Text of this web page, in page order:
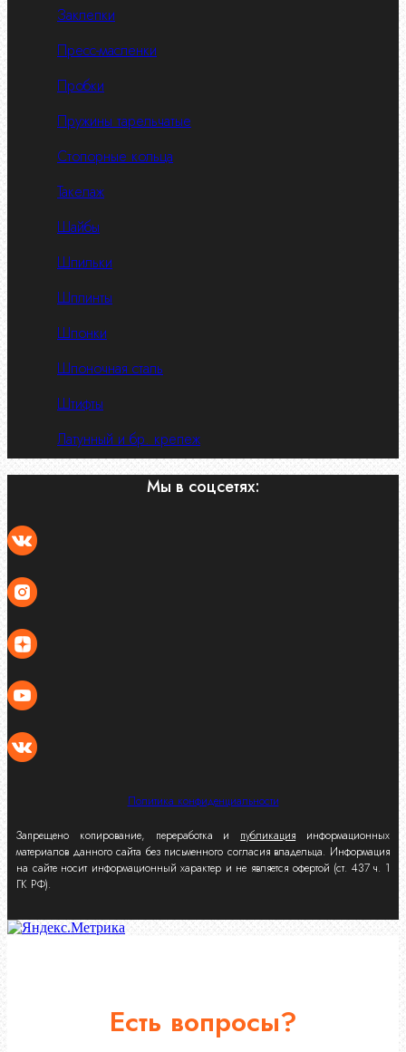
Заклепки
Пресс-масленки
Пробки
Пружины тарельчатые
Стопорные кольца
Такелаж
Шайбы
Шпильки
Шплинты
Шпонки
Шпоночная сталь
Штифты
Латунный и бр. крепеж
Мы в соцсетях:
Политика конфиденциальности
Запрещено копирование, переработка и публикация информационных
материалов данного сайта без письменного согласия владельца. Информация
на сайте носит информационный характер и не является офертой (ст. 437 ч. 1
ГК РФ).
Есть вопросы?